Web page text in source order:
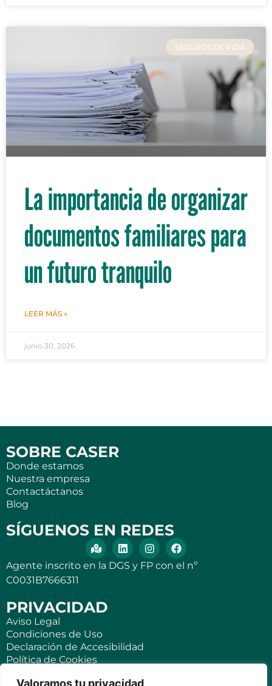
Valoramos tu privacidad
SEGUROS DE VIDA
La importancia de organizar
documentos familiares para
un futuro tranquilo
LEER MÁS »
junio 30, 2026
SOBRE CASER
Donde estamos
Nuestra empresa
Contactáctanos
Blog
SÍGUENOS EN REDES
Agente inscrito en la DGS y FP con el nº
C0031B7666311
PRIVACIDAD
Aviso Legal
Condiciones de Uso
Declaración de Accesibilidad
Política de Cookies